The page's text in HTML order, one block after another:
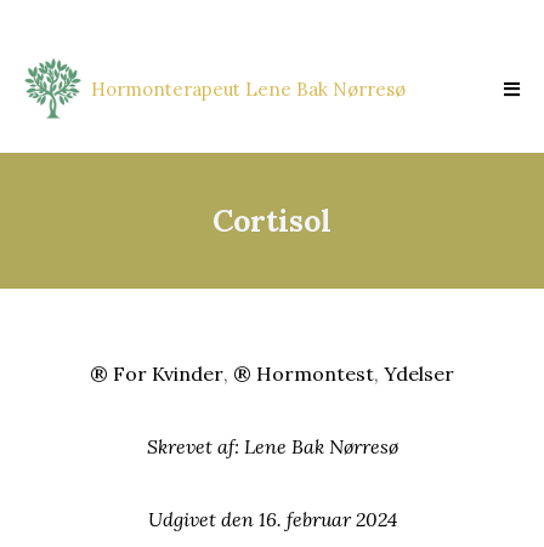
Hormonterapeut Lene Bak Nørresø
Cortisol
® For Kvinder, ® Hormontest, Ydelser
Skrevet af: Lene Bak Nørresø
Udgivet den16. februar 2024